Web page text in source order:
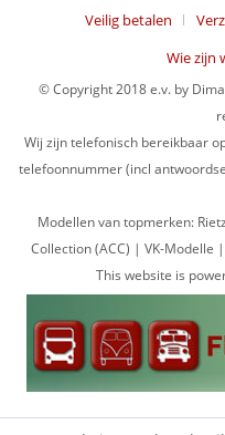
Veilig betalen
Wie zijn
© Copyright 2018 e.v. by
Wij zijn telefonisch bereikbaar
telefoonnummer (incl
Modellen van topmerken:
Collection (ACC) | VK-Modelle
This website is